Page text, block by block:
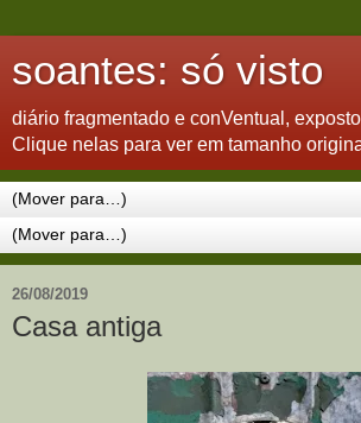
soantes: só visto
diário fragmentado e conVentual,
Clique nelas para ver em tamanho
26/08/2019
Casa antiga